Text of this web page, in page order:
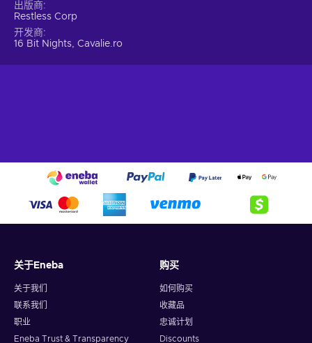
出版商
Restless Corp
开发商
16 Bit Nights, Cavalie.ro
关于Eneba
关于我们
联系我们
职业
Eneba Trust & Transparency
购买
如何购买
收藏品
忠诚计划
Discounts